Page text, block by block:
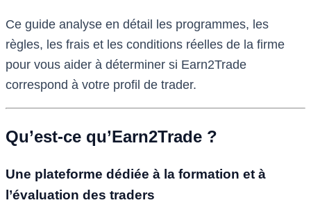
Ce guide analyse en détail les programmes, les
règles, les frais et les conditions réelles de la firme
pour vous aider à déterminer si Earn2Trade
correspond à votre profil de trader.
Qu’est-ce qu’Earn2Trade ?
Une plateforme dédiée à la formation et à
l’évaluation des traders